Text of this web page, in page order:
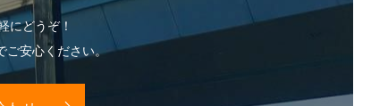
にどうぞ！
ご安心ください。